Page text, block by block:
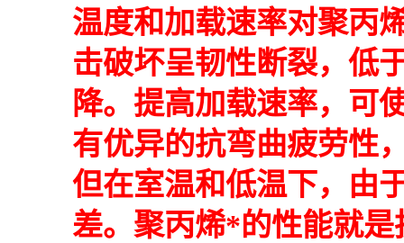
温度和加载速率对聚丙
击破坏呈韧性断裂，低
降。提高加载速率，可
有优异的抗弯曲疲劳性
但在室温和低温下，由
差。聚丙烯*的性能就